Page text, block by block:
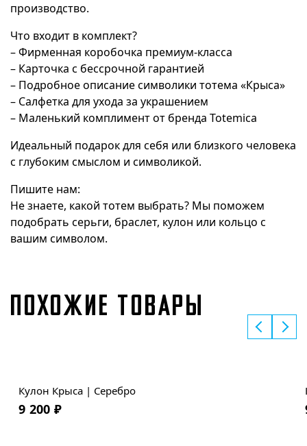
производство.
Что входит в комплект?
– Фирменная коробочка премиум-класса
– Карточка с бессрочной гарантией
– Подробное описание символики тотема «Крыса»
– Салфетка для ухода за украшением
– Маленький комплимент от бренда Totemica
Идеальный подарок для себя или близкого человека
с глубоким смыслом и символикой.
Пишите нам:
Не знаете, какой тотем выбрать? Мы поможем
подобрать серьги, браслет, кулон или кольцо с
вашим символом.
ПОХОЖИЕ ТОВАРЫ
Кулон Крыса | Серебро
9 200 ₽